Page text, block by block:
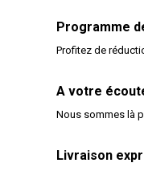
Programme
Profitez de
A votre
Nous sommes là
Livraison